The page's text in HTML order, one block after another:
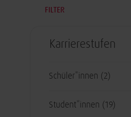
FILTER
Karrierestufen
Schüler*innen (2)
Student*innen (19)